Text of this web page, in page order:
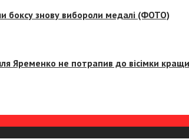
боксу знову вибороли медалі (ФОТО)
Яременко не потрапив до вісімки